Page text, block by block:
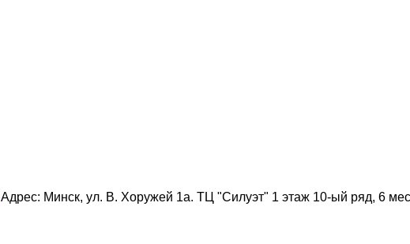
Адрес: Минск, ул. В. Хоружей 1а. ТЦ "Силуэт" 1 этаж 10-ый ряд, 6